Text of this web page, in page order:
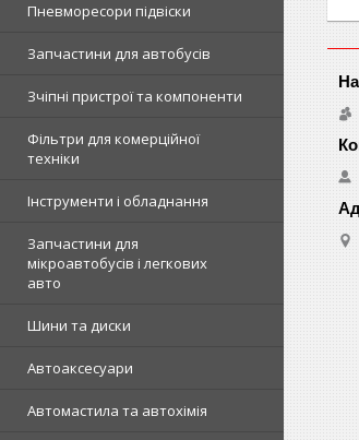
Пневморесори підвіски
Запчастини для автобусів
Зчіпні пристрої та компоненти
Фільтри для комерційної
техніки
Інструменти і обладнання
Запчастини для
мікроавтобусів і легкових
авто
Шини та диски
Автоаксесуари
Автомастила та автохімія